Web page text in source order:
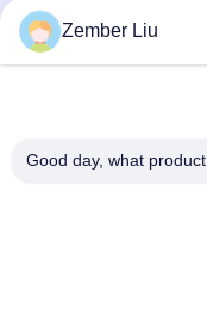
Notre newsletter
Zember Liu
Good day, what